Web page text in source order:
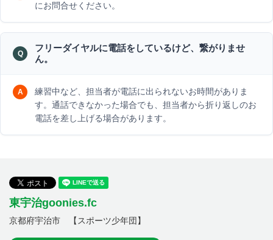
にお問合せください。
フリーダイヤルに電話をしているけど、繋がりませ
ん。
練習中など、担当者が電話に出られないお時間がありま
す。通話できなかった場合でも、担当者から折り返しのお
電話を差し上げる場合があります。
東宇治goonies.fc
京都府宇治市 【スポーツ少年団】